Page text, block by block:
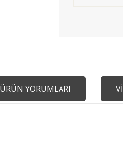
ÜRÜN YORUMLARI